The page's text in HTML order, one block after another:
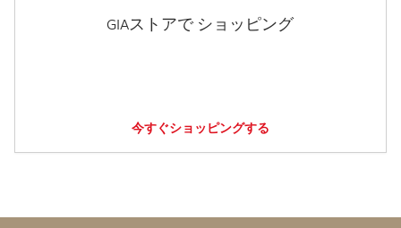
GIAストアで ショッピング
今すぐショッピングする